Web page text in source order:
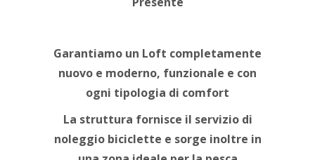
Garantiamo un Loft completamente
nuovo e moderno, funzionale e con
ogni tipologia di comfort
La struttura fornisce il servizio di
noleggio biciclette e sorge inoltre in